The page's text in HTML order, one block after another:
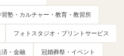
習塾・カルチャー・教育・教習所
フォトスタジオ・プリントサービス
・金融 冠婚葬祭・イベント